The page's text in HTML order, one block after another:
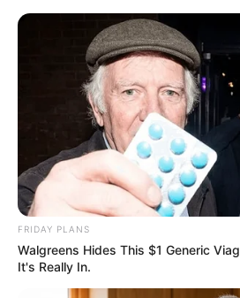
FRIDAY PLANS
Walgreens Hides This $1 Generic
It's Really In.